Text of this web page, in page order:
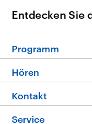
Entdecken Sie
Programm
Programm
Die
Hören
Livestream
Kontakt
Hörerservice
Service